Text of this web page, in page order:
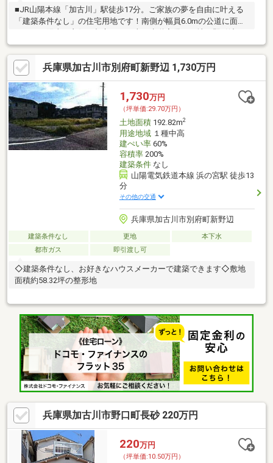
■JR山陽本線「加古川」駅徒歩17分。ご家族の夢を自由に叶える
「建築条件なし」の住宅用地です！南側が幅員6.0mの公道に面し
能です。
兵庫県加古川市別府町新野辺 1,730万円
1,730万円
（坪単価:29.70万円）
土地面積192.82m2
用途地域１種中高
建ぺい率60%
容積率200%
建築条件なし
山陽電気鉄道本線 浜の宮駅 徒歩13
分
その他の交通
兵庫県加古川市別府町新野辺
建築条件なし 更地
本下水
都市ガス
即引渡し可
◇建築条件なし、お好きなハウスメーカーで建築できます◇敷地
面積約58.32坪の整形地
兵庫県加古川市野口町長砂 220万円
220万円
（坪単価:10.50万円）